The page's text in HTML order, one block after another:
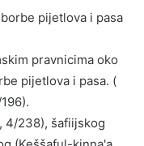
pijetlova i pasa
pravnicima oko
pijetlova i pasa. (
4/238), šafiijskog